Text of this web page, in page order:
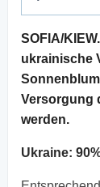
Play
SOFIA/
ukrainische
Versorgung
werden.
Ukraine: